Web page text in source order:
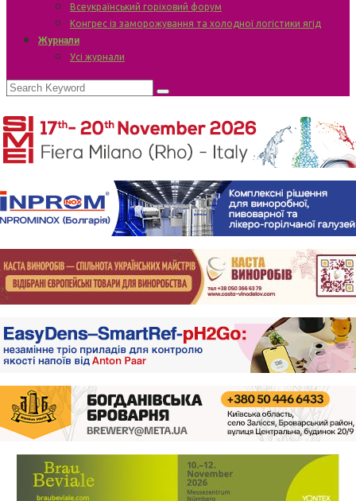
Всеукраїнський горіховий форум
Конгрес із заморожування та холодної логістики ягід
Журнали
Усі журнали